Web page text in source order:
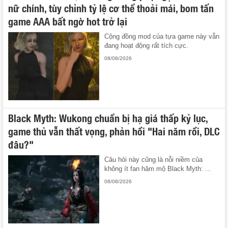
nữ chính, tùy chỉnh tỷ lệ cơ thể thoải mái, bom tấn
game AAA bất ngờ hot trở lại
Cộng đồng mod của tựa game này vẫn
đang hoạt động rất tích cực.
08/08/2026
Black Myth: Wukong chuẩn bị hạ giá thấp kỷ lục,
game thủ vẫn thất vọng, phản hồi "Hai năm rồi, DLC
đâu?"
Câu hỏi này cũng là nỗi niềm của
không ít fan hâm mộ Black Myth: ...
08/08/2026